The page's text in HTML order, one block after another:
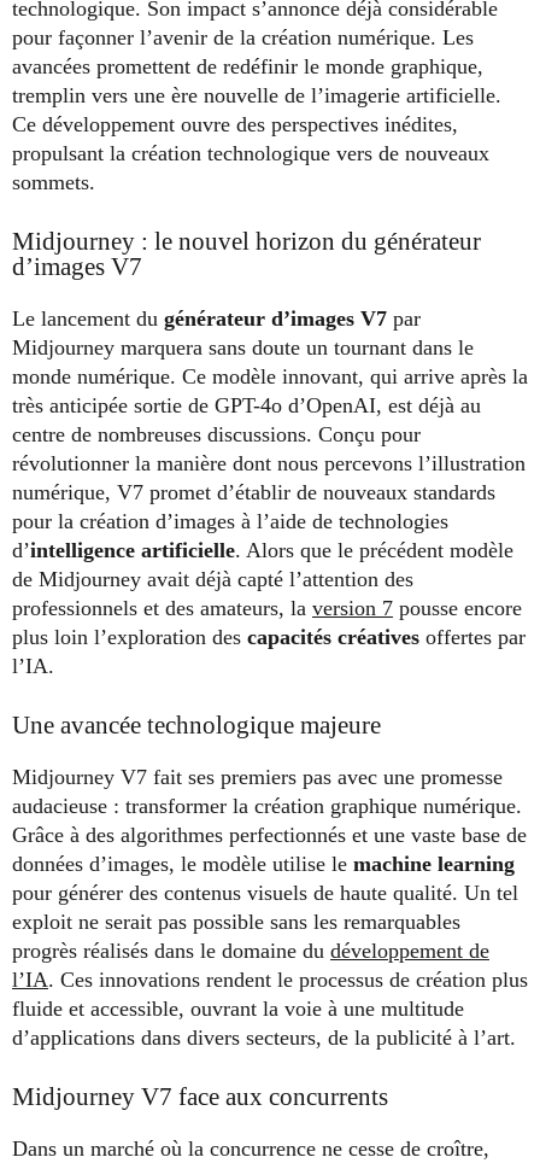
technologique. Son impact s’annonce déjà considérable
pour façonner l’avenir de la création numérique. Les
avancées promettent de redéfinir le monde graphique,
tremplin vers une ère nouvelle de l’imagerie artificielle.
Ce développement ouvre des perspectives inédites,
propulsant la création technologique vers de nouveaux
sommets.
Midjourney : le nouvel horizon du générateur
d’images V7
Le lancement du générateur d’images V7 par
Midjourney marquera sans doute un tournant dans le
monde numérique. Ce modèle innovant, qui arrive après la
très anticipée sortie de GPT-4o d’OpenAI, est déjà au
centre de nombreuses discussions. Conçu pour
révolutionner la manière dont nous percevons l’illustration
numérique, V7 promet d’établir de nouveaux standards
pour la création d’images à l’aide de technologies
d’intelligence artificielle. Alors que le précédent modèle
de Midjourney avait déjà capté l’attention des
professionnels et des amateurs, la version 7 pousse encore
plus loin l’exploration des capacités créatives offertes par
l’IA.
Une avancée technologique majeure
Midjourney V7 fait ses premiers pas avec une promesse
audacieuse : transformer la création graphique numérique.
Grâce à des algorithmes perfectionnés et une vaste base de
données d’images, le modèle utilise le machine learning
pour générer des contenus visuels de haute qualité. Un tel
exploit ne serait pas possible sans les remarquables
progrès réalisés dans le domaine du développement de
l’IA. Ces innovations rendent le processus de création plus
fluide et accessible, ouvrant la voie à une multitude
d’applications dans divers secteurs, de la publicité à l’art.
Midjourney V7 face aux concurrents
Dans un marché où la concurrence ne cesse de croître,